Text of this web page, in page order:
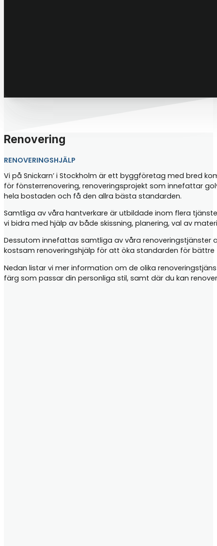
Renovering
RENOVERINGSHJÄLP
Vi på Snickarn’ i Stockholm är ett byggföretag med bred
för fönsterrenovering, renoveringsprojekt som innefattar
hela bostaden och få den allra bästa standarden.
Samtliga av våra hantverkare är utbildade inom flera
vi bidra med hjälp av både skissning, planering, val av
Dessutom innefattas samtliga av våra renoveringstjänster
kostsam renoveringshjälp för att öka standarden för bättre
Nedan listar vi mer information om de olika
färg som passar din personliga stil, samt där du kan